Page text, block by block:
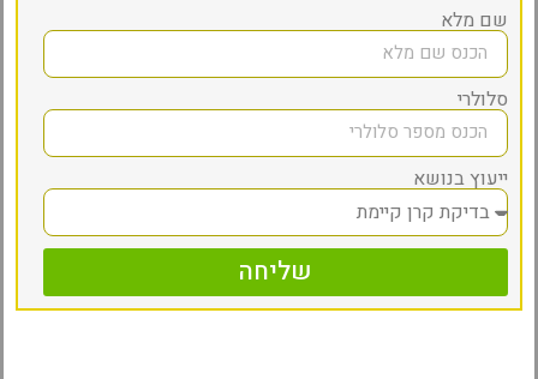
שם מלא
סלולרי
ייעוץ בנושא
שליחה